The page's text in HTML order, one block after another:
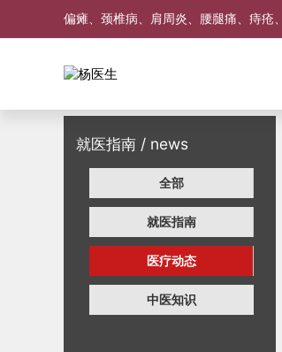
偏瘫、颈椎病、肩周炎、腰腿痛、痔疮
就医指南 / news
全部
就医指南
医疗动态
中医知识